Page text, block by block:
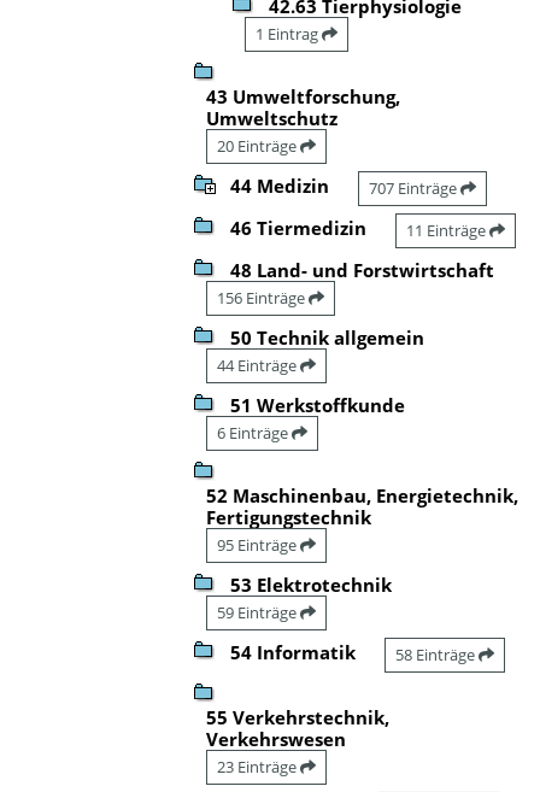
42.63 Tierphysiologie
1 Eintrag
43 Umweltforschung,
Umweltschutz
20 Einträge
44 Medizin 707 Einträge
46 Tiermedizin 11 Einträge
48 Land- und Forstwirtschaft
156 Einträge
50 Technik allgemein
44 Einträge
51 Werkstoffkunde
6 Einträge
52 Maschinenbau, Energietechnik,
Fertigungstechnik
95 Einträge
53 Elektrotechnik
59 Einträge
54 Informatik 58 Einträge
55 Verkehrstechnik,
Verkehrswesen
23 Einträge